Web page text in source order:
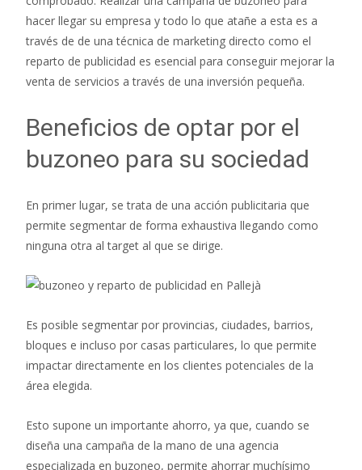
hacer llegar su empresa y todo lo que atañe a esta es a
través de de una técnica de marketing directo como el
reparto de publicidad es esencial para conseguir mejorar la
venta de servicios a través de una inversión pequeña.
Beneficios de optar por el
buzoneo para su sociedad
En primer lugar, se trata de una acción publicitaria que
permite segmentar de forma exhaustiva llegando como
ninguna otra al target al que se dirige.
Es posible segmentar por provincias, ciudades, barrios,
bloques e incluso por casas particulares, lo que permite
impactar directamente en los clientes potenciales de la
área elegida.
Esto supone un importante ahorro, ya que, cuando se
diseña una campaña de la mano de una agencia
especializada en buzoneo, permite ahorrar muchísimo